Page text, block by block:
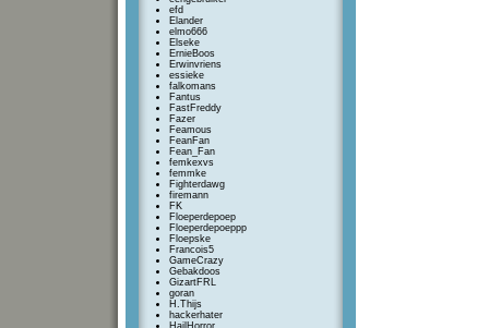
efd
Elander
elmo666
Elseke
ErnieBoos
Erwinvriens
essieke
falkomans
Fantus
FastFreddy
Fazer
Feamous
FeanFan
Fean_Fan
femkexvs
femmke
Fighterdawg
firemann
FK
Floeperdepoep
Floeperdepoeppp
Floepske
Francois5
GameCrazy
Gebakdoos
GizartFRL
goran
H.Thijs
hackerhater
HailHorror